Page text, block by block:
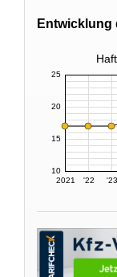
Entwicklung
2021 '22 '23
10
15
20
25